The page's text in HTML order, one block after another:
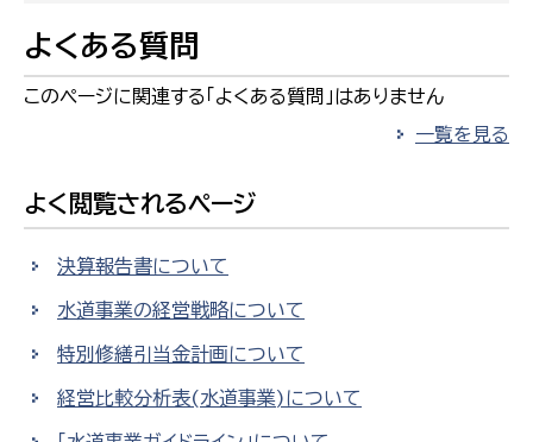
よくある質問
このページに関連する「よくある質問」はありません
一覧を見る
よく閲覧されるページ
決算報告書について
水道事業の経営戦略について
特別修繕引当金計画について
経営比較分析表(水道事業)について